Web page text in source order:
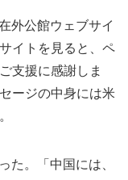
外公館ウェブサイ
イトを見ると、ペ
支援に感謝しま
ージの中身には米
。「中国には、